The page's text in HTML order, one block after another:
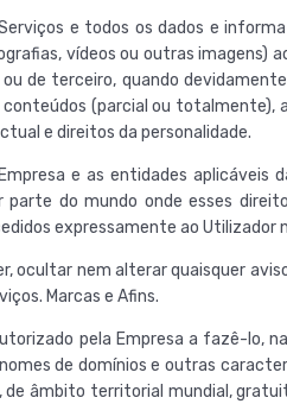
e todos os dados e
vídeos ou outras imagens)
de terceiro, quando
(parcial ou
e direitos da personalidade.
e as entidades
do mundo onde esses
expressamente ao Utilizador
ocultar nem alterar quaisquer
Marcas e Afins.
pela Empresa a fazê-lo,
de domínios e outras
de âmbito territorial mundial,